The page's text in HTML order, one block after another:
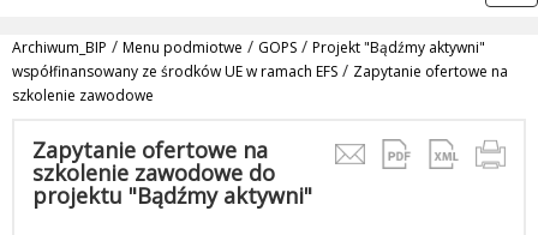
Archiwum_BIP / Menu podmiotwe / GOPS / Projekt "Bądźmy aktywni"
współfinansowany ze środków UE w ramach EFS / Zapytanie ofertowe na
szkolenie zawodowe
Zapytanie ofertowe na
szkolenie zawodowe do
projektu "Bądźmy aktywni"